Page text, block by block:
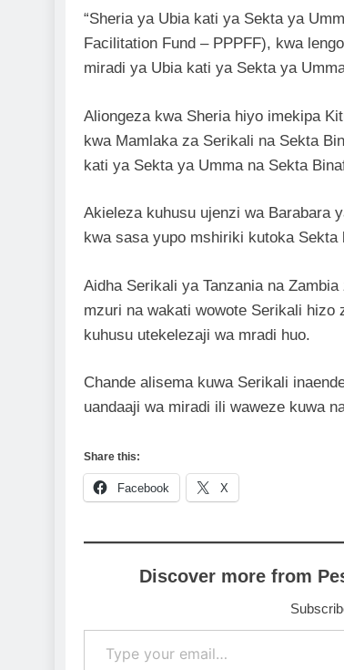
“Sheria ya Ubia kati ya Sekta ya
Facilitation Fund – PPPFF), kwa
miradi ya Ubia kati ya Sekta ya
Aliongeza kwa Sheria hiyo imekipa
kwa Mamlaka za Serikali na Sekta
kati ya Sekta ya Umma na Sekta
Akieleza kuhusu ujenzi wa Barabara
kwa sasa yupo mshiriki kutoka Sekta
Aidha Serikali ya Tanzania na
mzuri na wakati wowote Serikali hizo
kuhusu utekelezaji wa mradi huo.
Chande alisema kuwa Serikali
uandaaji wa miradi ili waweze kuwa
Share this:
Facebook X
Discover more from
Type your email…